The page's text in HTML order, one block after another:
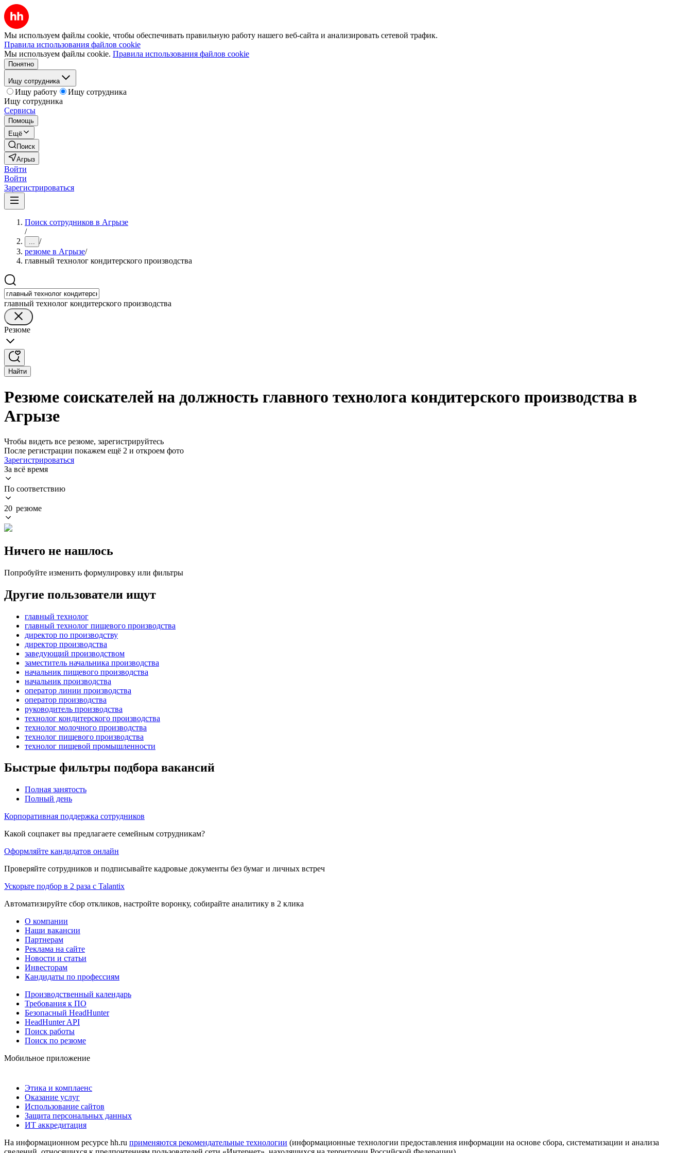
Мы используем файлы cookie, чтобы обеспечивать правильную работу нашего веб-сайта и анализировать сетевой трафик.
Правила использования файлов cookie
Мы используем файлы cookie. Правила использования файлов cookie
Понятно
Ищу сотрудника
Ищу работу
Ищу сотрудника
Ищу сотрудника
Сервисы
Помощь
Ещё
Поиск
Агрыз
Войти
Войти
Зарегистрироваться
Поиск сотрудников в Агрызе
/
... /
резюме в Агрызе/
главный технолог кондитерского производства
главный технолог кондитерского производства
Резюме
Найти
Резюме соискателей на должность главного технолога кондитерского производства в
Агрызе
Чтобы видеть все резюме, зарегистрируйтесь
После регистрации покажем ещё 2 и откроем фото
Зарегистрироваться
За всё время
По соответствию
20 резюме
Ничего не нашлось
Попробуйте изменить формулировку или фильтры
Другие пользователи ищут
главный технолог
главный технолог пищевого производства
директор по производству
директор производства
заведующий производством
заместитель начальника производства
начальник пищевого производства
начальник производства
оператор линии производства
оператор производства
руководитель производства
технолог кондитерского производства
технолог молочного производства
технолог пищевого производства
технолог пищевой промышленности
Быстрые фильтры подбора вакансий
Полная занятость
Полный день
Корпоративная поддержка сотрудников
Какой соцпакет вы предлагаете семейным сотрудникам?
Оформляйте кандидатов онлайн
Проверяйте сотрудников и подписывайте кадровые документы без бумаг и личных встреч
Ускорьте подбор в 2 раза с Talantix
Автоматизируйте сбор откликов, настройте воронку, собирайте аналитику в 2 клика
О компании
Наши вакансии
Партнерам
Реклама на сайте
Новости и статьи
Инвесторам
Кандидаты по профессиям
Производственный календарь
Требования к ПО
Безопасный HeadHunter
HeadHunter API
Поиск работы
Поиск по резюме
Мобильное приложение
Этика и комплаенс
Оказание услуг
Использование сайтов
Защита персональных данных
ИТ аккредитация
На информационном ресурсе hh.ru применяются рекомендательные технологии (информационные технологии предоставления информации на основе сбора, систематизации и анализа